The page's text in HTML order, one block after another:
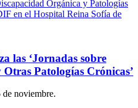
las ‘Jornadas sobre
Patologías Crónicas’
de noviembre.